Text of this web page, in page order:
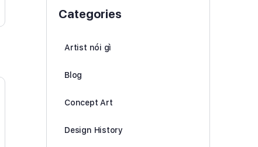
Categories
Artist nói gì
Blog
Concept Art
Design History